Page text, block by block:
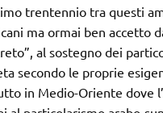
trentennio tra questi
ma ormai ben accetto
al sostegno dei
secondo le proprie
in Medio-Oriente dove